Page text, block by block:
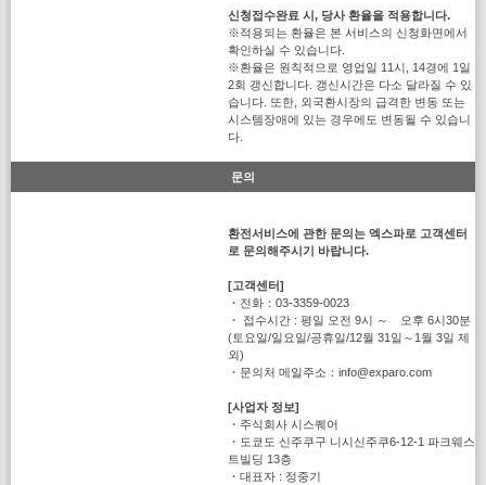
신청접수완료 시, 당사 환율을 적용합니다.
※적용되는 환율은 본 서비스의 신청화면에서
확인하실 수 있습니다.
※환율은 원칙적으로 영업일 11시, 14경에 1일
2회 갱신합니다. 갱신시간은 다소 달라질 수 있
습니다. 또한, 외국환시장의 급격한 변동 또는
시스템장애에 있는 경우에도 변동될 수 있습니
다.
문의
환전서비스에 관한 문의는 엑스파로 고객센터
로 문의해주시기 바랍니다.
[고객센터]
・전화：03-3359-0023
・ 접수시간 : 평일 오전 9시 ～ 오후 6시30분
(토요일/일요일/공휴일/12월 31일～1월 3일 제
외)
・문의처 메일주소：info@exparo.com
[사업자 정보]
・주식회사 시스퀘어
・도쿄도 신주쿠구 니시신주쿠6-12-1 파크웨스
트빌딩 13층
・대표자 : 정중기